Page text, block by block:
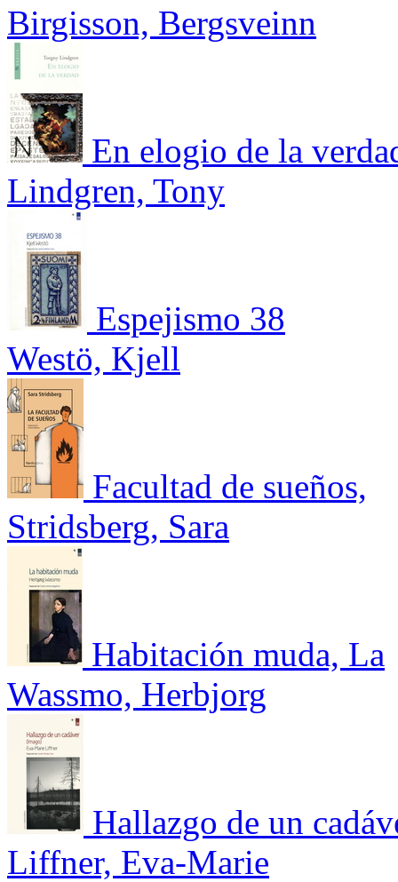
Birgisson, Bergsveinn
En elogio de la
Lindgren, Tony
Espejismo 38
Westö, Kjell
Facultad de sueños,
Stridsberg, Sara
Habitación muda, La
Wassmo, Herbjorg
Hallazgo de un
Liffner, Eva-Marie